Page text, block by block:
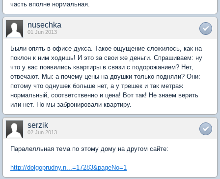
часть вполне нормальная.
nusechka
01 Jun 2013
Были опять в офисе дукса. Такое ощущение сложилось, как на
поклон к ним ходишь! И это за свои же деньги. Спрашиваем: ну
что у вас появились квартиры в связи с подорожанием? Нет,
отвечают. Мы: а почему цены на двушки только подняли? Они:
потому что однушек больше нет, а у трешек и так метраж
нормальный, соответственно и цена! Вот так! Не знаем верить
или нет. Но мы забронировали квартиру.
serzik
02 Jun 2013
Паралелльная тема по этому дому на другом сайте:
http://dolgoprudny.n...=17283&pageNo=1